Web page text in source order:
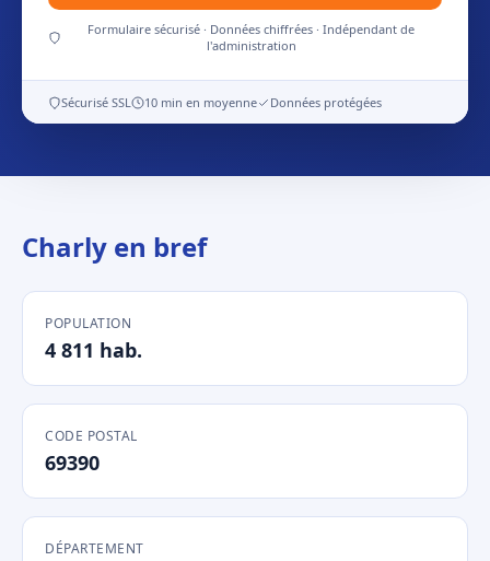
Formulaire sécurisé · Données chiffrées · Indépendant de
l'administration
Sécurisé SSL 10 min en moyenne Données protégées
Charly en bref
POPULATION
4 811 hab.
CODE POSTAL
69390
DÉPARTEMENT